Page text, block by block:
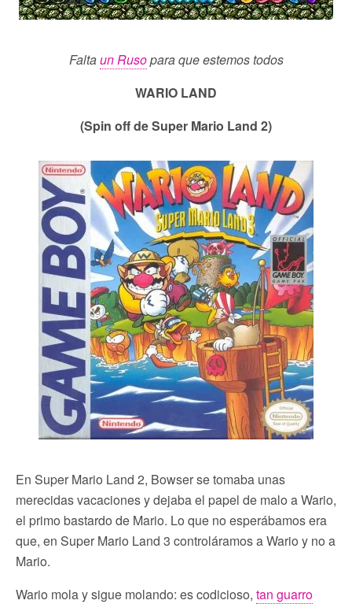
Faltaun Rusopara que estemos todos
WARIO LAND
(Spin off de Super Mario Land 2)
En Super Mario Land 2, Bowser se tomaba unas
merecidas vacaciones y dejaba el papel de malo a Wario,
el primo bastardo de Mario. Lo que no esperábamos era
que, en Super Mario Land 3 controláramos a Wario y no a
Mario.
Wario mola y sigue molando: es codicioso, tan guarro